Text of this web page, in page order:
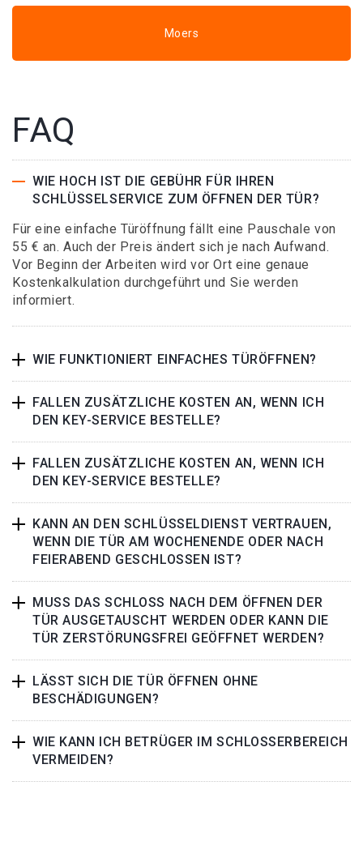
Moers
FAQ
WIE HOCH IST DIE GEBÜHR FÜR IHREN
SCHLÜSSELSERVICE ZUM ÖFFNEN DER TÜR?
Für eine einfache Türöffnung fällt eine Pauschale von
55 € an. Auch der Preis ändert sich je nach Aufwand.
Vor Beginn der Arbeiten wird vor Ort eine genaue
Kostenkalkulation durchgeführt und Sie werden
informiert.
WIE FUNKTIONIERT EINFACHES TÜRÖFFNEN?
FALLEN ZUSÄTZLICHE KOSTEN AN, WENN ICH
DEN KEY-SERVICE BESTELLE?
FALLEN ZUSÄTZLICHE KOSTEN AN, WENN ICH
DEN KEY-SERVICE BESTELLE?
KANN AN DEN SCHLÜSSELDIENST VERTRAUEN,
WENN DIE TÜR AM WOCHENENDE ODER NACH
FEIERABEND GESCHLOSSEN IST?
MUSS DAS SCHLOSS NACH DEM ÖFFNEN DER
TÜR AUSGETAUSCHT WERDEN ODER KANN DIE
TÜR ZERSTÖRUNGSFREI GEÖFFNET WERDEN?
LÄSST SICH DIE TÜR ÖFFNEN OHNE
BESCHÄDIGUNGEN?
WIE KANN ICH BETRÜGER IM SCHLOSSERBEREICH
VERMEIDEN?